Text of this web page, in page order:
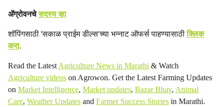
ॲग्रोवनचेसदस्य व्हा
शॉपिंगसाठी 'सकाळ प्राईम डील्स'च्या भन्नाट ऑफर्स पाहण्यासाठीक्लिक
करा.
Read the Latest Agriculture News in Marathi & Watch
Agriculture videos on Agrowon. Get the Latest Farming Updates
on Market Intelligence, Market updates, Bazar Bhav, Animal
Care, Weather Updates and Farmer Success Stories in Marathi.